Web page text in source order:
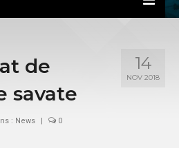
14
NOV 2018
de
savate
: News | 0